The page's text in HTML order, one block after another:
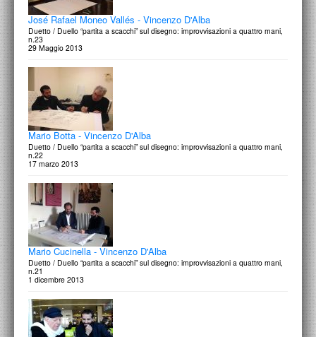
José Rafael Moneo Vallés - Vincenzo D'Alba
Duetto / Duello “partita a scacchi” sul disegno: improvvisazioni a quattro mani,
n.23
29 Maggio 2013
Mario Botta - Vincenzo D'Alba
Duetto / Duello “partita a scacchi” sul disegno: improvvisazioni a quattro mani,
n.22
17 marzo 2013
Mario Cucinella - Vincenzo D'Alba
Duetto / Duello “partita a scacchi” sul disegno: improvvisazioni a quattro mani,
n.21
1 dicembre 2013